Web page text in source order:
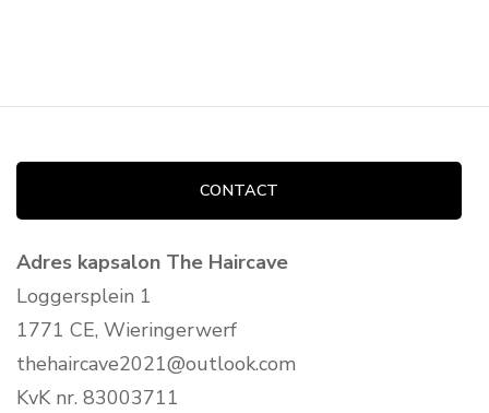
CONTACT
Adres kapsalon The Haircave
Loggersplein 1
1771 CE, Wieringerwerf
thehaircave2021@outlook.com
KvK nr. 83003711